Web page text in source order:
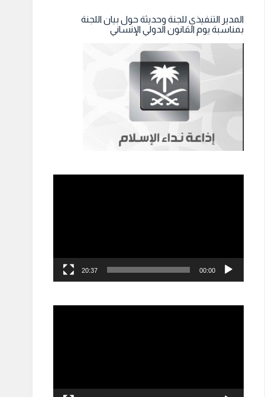
المدير التنفيذي للجنة وحديثة حول بيان اللجنة
بمناسبة يوم القانون الدولي الإنساني
00:00
20:37